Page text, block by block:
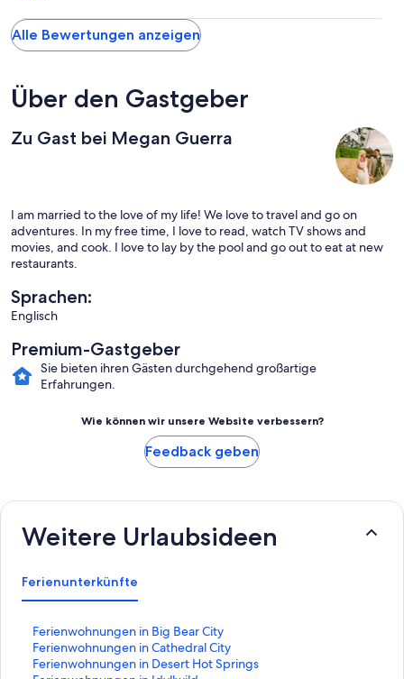
Alle Bewertungen anzeigen
Über den Gastgeber
Zu Gast bei Megan Guerra
I am married to the love of my life! We love to travel and go on
adventures. In my free time, I love to read, watch TV shows and
movies, and cook. I love to lay by the pool and go out to eat at new
restaurants.
Sprachen:
Englisch
Premium-Gastgeber
Sie bieten ihren Gästen durchgehend großartige
Erfahrungen.
Wie können wir unsere Website verbessern?
Feedback geben
Weitere Urlaubsideen
Ferienunterkünfte
Ferienwohnungen in Big Bear City
L
i
n
Ferienwohnungen in Cathedral City
L
iFerienwohnungen in Desert Hot Springs
L